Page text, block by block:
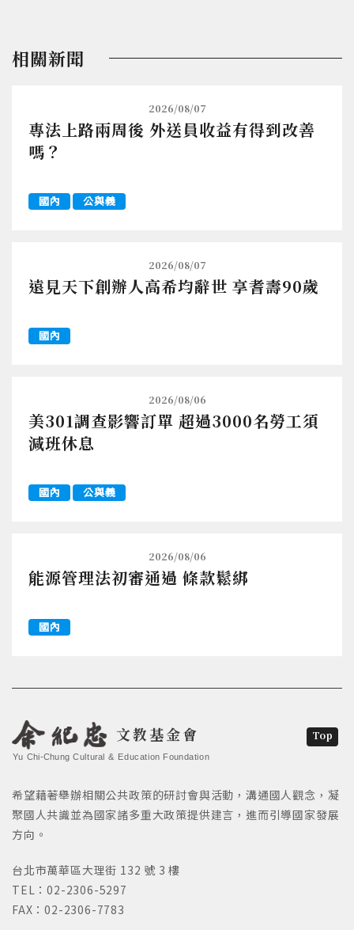
相關新聞
2026/08/07
專法上路兩周後 外送員收益有得到改善
嗎？
國內 公與義
2026/08/07
遠見天下創辦人高希均辭世 享耆壽90歲
國內
2026/08/06
美301調查影響訂單 超過3000名勞工須
減班休息
國內 公與義
2026/08/06
能源管理法初審通過 條款鬆綁
國內
文教基金會
Yu Chi-Chung Cultural & Education Foundation
希望藉著舉辦相關公共政策的研討會與活動，溝通國人觀念，凝
聚國人共識並為國家諸多重大政策提供建言，進而引導國家發展
方向。
台北市萬華區大理街 132 號 3 樓
TEL：02-2306-5297
FAX：02-2306-7783
Top